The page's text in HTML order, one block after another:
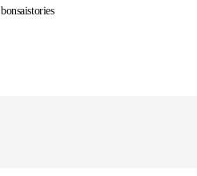
bonsaistories